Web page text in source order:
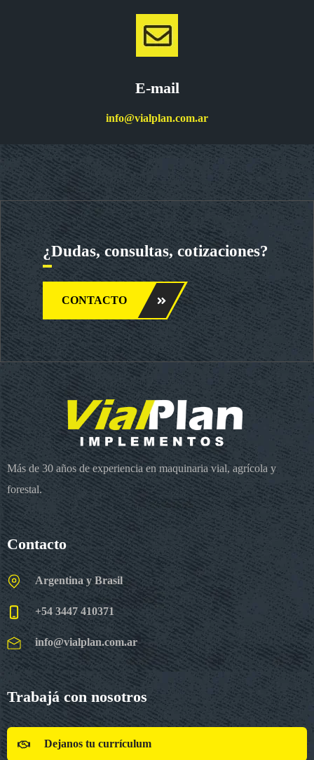
E-mail
info@vialplan.com.ar
¿Dudas, consultas, cotizaciones?
CONTACTO
Más de 30 años de experiencia en maquinaria vial, agrícola y
forestal.
Contacto
Argentina y Brasil
+54 3447 410371
info@vialplan.com.ar
Trabajá con nosotros
Dejanos tu currículum